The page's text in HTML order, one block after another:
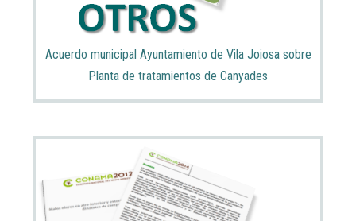
Acuerdo municipal Ayuntamiento de Vila Joiosa sobre
Planta de tratamientos de Canyades